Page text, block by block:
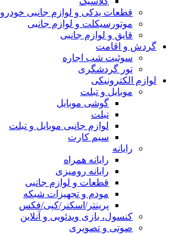
قطعات یدکی و لوازم جانبی خودرو
موتورسیکلت و لوازم جانبی
قایق و لوازم جانبی
گردش و اقامت
سوئیت شب اجاره
تور گردشگری
لوازم الکترونیکی
موبایل و تبلت
گوشی موبایل
تبلت
لوازم جانبی موبایل و تبلت
سیم کارت
رایانه
رایانه همراه
رایانه رومیزی
قطعات و لوازم جانبی
مودم و تجهیزات شبکه
پرینتر/اسکنر/کپی/فکس
کنسول، بازی‌ ویدئویی و آنلاین
صوتی و تصویری